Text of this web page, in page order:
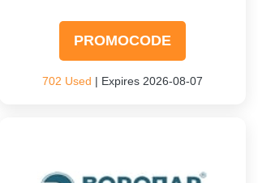
PROMOCODE
702 Used | Expires 2026-08-07